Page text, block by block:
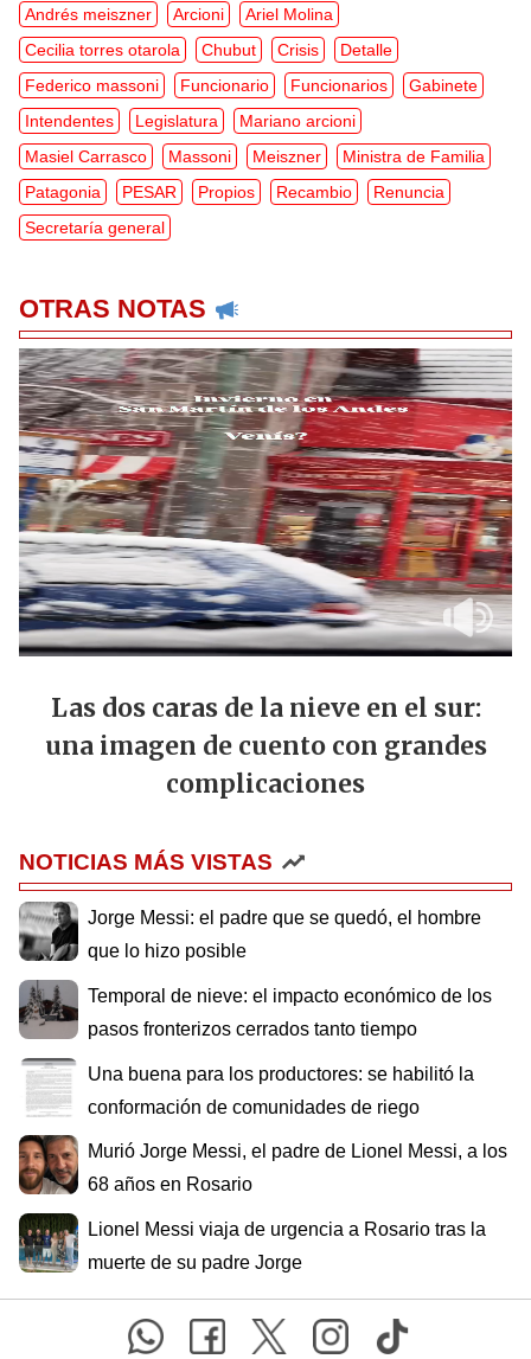
Andrés meiszner Arcioni
Ariel Molina
Cecilia torres otarola
Chubut Crisis
Detalle
Federico massoni
Funcionario Funcionarios
Gabinete
Intendentes
Legislatura
Mariano arcioni
Masiel Carrasco
Massoni Meiszner
Ministra de Familia
Patagonia
PESAR Propios Recambio
Renuncia
Secretaría general
OTRAS NOTAS
Las dos caras de la nieve en el sur:
una imagen de cuento con grandes
complicaciones
NOTICIAS MÁS VISTAS
Jorge Messi: el padre que se quedó, el hombre
que lo hizo posible
Temporal de nieve: el impacto económico de los
pasos fronterizos cerrados tanto tiempo
Una buena para los productores: se habilitó la
conformación de comunidades de riego
Murió Jorge Messi, el padre de Lionel Messi, a los
68 años en Rosario
Lionel Messi viaja de urgencia a Rosario tras la
muerte de su padre Jorge